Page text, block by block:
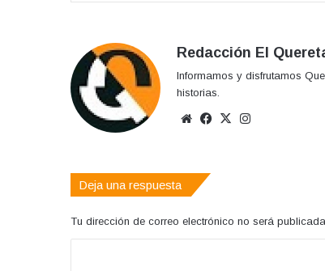
Redacción El
Informamos y disfrutamos
historias.
Sitio
Facebook
X
Deja una respuesta
Tu dirección de correo electrónico no será publicada.